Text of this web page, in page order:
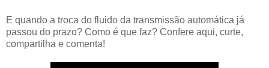
E quando a troca do fluido da transmissão automática já
passou do prazo? Como é que faz? Confere aqui, curte,
compartilha e comenta!